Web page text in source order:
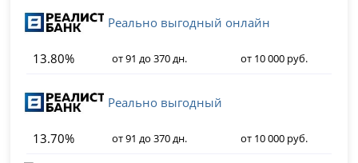
Реально выгодный онлайн
13.80% от 91 до 370 дн. от 10 000 руб.
Реально выгодный
13.70% от 91 до 370 дн. от 10 000 руб.